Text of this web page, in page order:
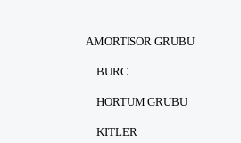
AMORTISOR GRUBU
BURC
HORTUM GRUBU
KITLER